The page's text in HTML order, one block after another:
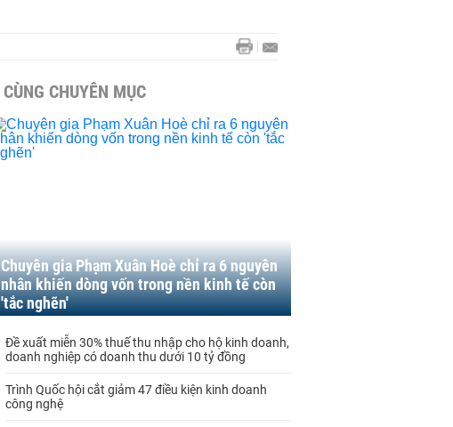
CÙNG CHUYÊN MỤC
Chuyên gia Phạm Xuân Hoè chỉ ra 6 nguyên
nhân khiến dòng vốn trong nền kinh tế còn
'tắc nghẽn'
Đề xuất miễn 30% thuế thu nhập cho hộ kinh doanh,
doanh nghiệp có doanh thu dưới 10 tỷ đồng
Trình Quốc hội cắt giảm 47 điều kiện kinh doanh
công nghệ